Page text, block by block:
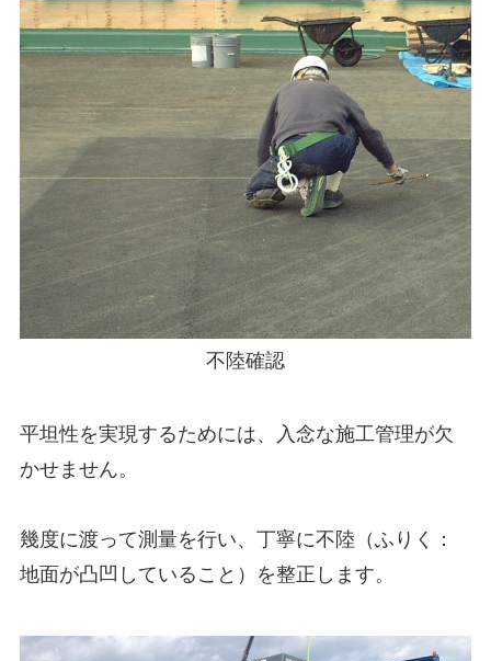
不陸確認
平坦性を実現するためには、入念な施工管理が欠
かせません。
幾度に渡って測量を行い、丁寧に不陸（ふりく：
地面が凸凹していること）を整正します。